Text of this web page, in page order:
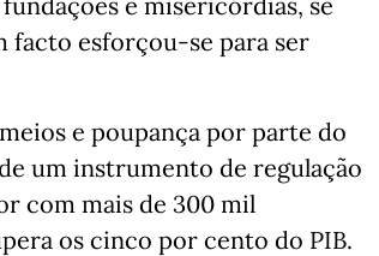
facto esforçou-se para ser
e poupança por parte do
um instrumento de regulação
com mais de 300 mil
os cinco por cento do PIB.